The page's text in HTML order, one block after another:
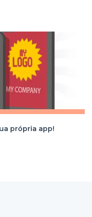
própria app!